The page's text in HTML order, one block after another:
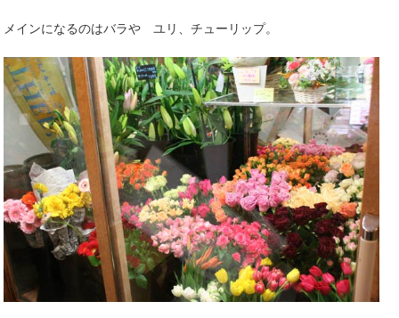
メインになるのはバラや ユリ、チューリップ。